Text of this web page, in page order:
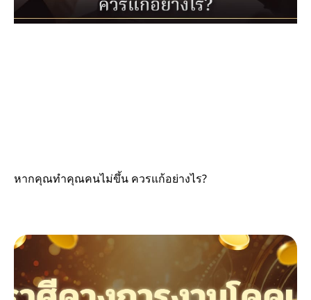
หากคุณทำคุณคนไม่ขึ้น ควรแก้อย่างไร?